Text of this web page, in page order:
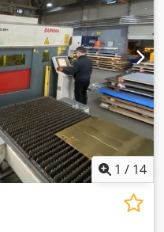
100x100x5'100 mm
for
1 / 14